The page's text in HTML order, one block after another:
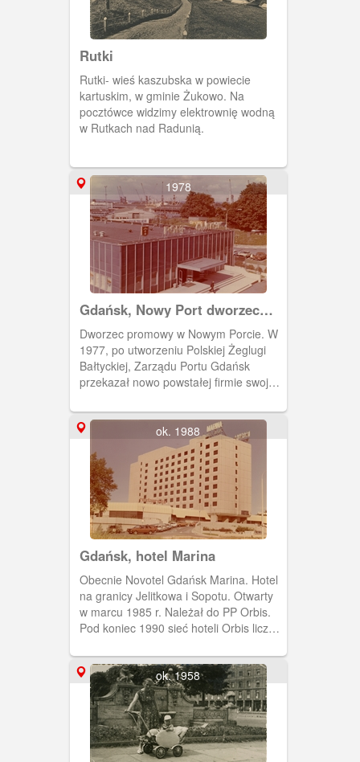
Rutki
Rutki- wieś kaszubska w powiecie
kartuskim, w gminie Żukowo. Na
pocztówce widzimy elektrownię wodną
w Rutkach nad Radunią.
1978
Gdańsk, Nowy Port dworzec
promowy
Dworzec promowy w Nowym Porcie. W
1977, po utworzeniu Polskiej Żeglugi
Bałtyckiej, Zarządu Portu Gdańsk
przekazał nowo powstałej firmie swoją
wydzierżawiła Terminal Promowy
Westerplatte, a stara baza PŻB przy
Nabrzeżu Ziółkowskiego została
wyłączona z użytku.
ok. 1988
Gdańsk, hotel Marina
Obecnie Novotel Gdańsk Marina. Hotel
na granicy Jelitkowa i Sopotu. Otwarty
w marcu 1985 r. Należał do PP Orbis.
Pod koniec 1990 sieć hoteli Orbis liczyła
i Forum w Warszawie.
ok. 1958